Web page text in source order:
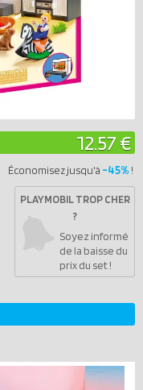
12.57 €
Économisez jusqu'à -45% !
PLAYMOBIL TROP CHER
?
Soyez informé
de la baisse du
prix du set !